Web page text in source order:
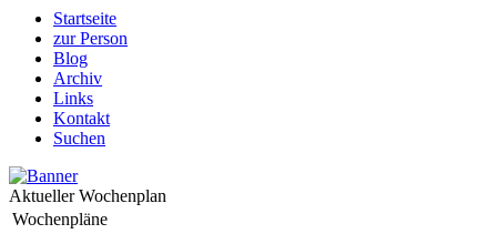
Startseite
zur Person
Blog
Archiv
Links
Kontakt
Suchen
Aktueller Wochenplan
Wochenpläne